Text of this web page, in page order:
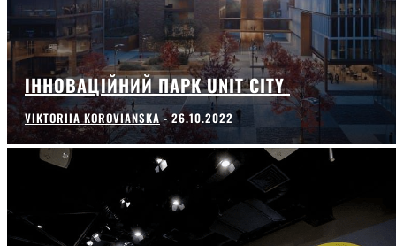
ІННОВАЦІЙНИЙ ПАРК UNIT СITY
VIKTORIIA KOROVIANSKA - 26.10.2022